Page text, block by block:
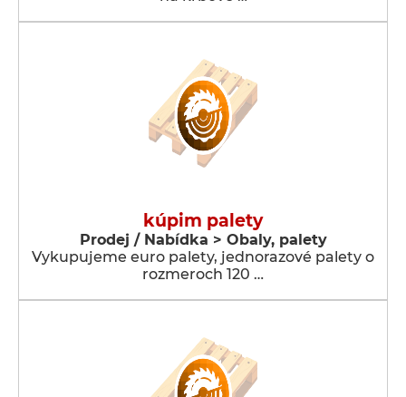
kúpim palety
Prodej / Nabídka > Obaly, palety
Vykupujeme euro palety, jednorazové palety o
rozmeroch 120 …